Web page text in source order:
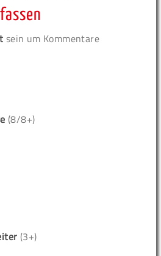
sein um Kommentare
(8/8+)
(3+)